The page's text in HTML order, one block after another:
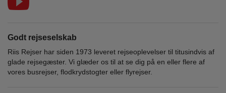
Godt rejseselskab
Riis Rejser har siden 1973 leveret rejseoplevelser til titusindvis af
glade rejsegæster. Vi glæder os til at se dig på en eller flere af
vores busrejser, flodkrydstogter eller flyrejser.